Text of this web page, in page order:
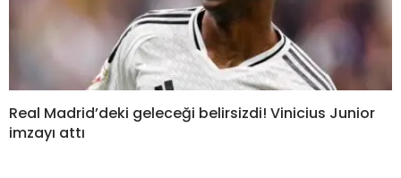
Real Madrid’deki geleceği belirsizdi! Vinicius Junior
imzayı attı